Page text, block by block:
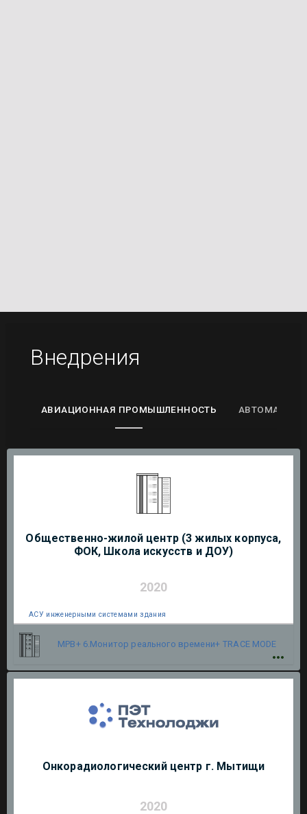
Внедрения
АВИАЦИОННАЯ ПРОМЫШЛЕННОСТЬ
Общественно-жилой центр (3 жилых корпуса,
ФОК, Школа искусств и ДОУ)
2020
АСУ инженерными системами здания
МРВ+ 6.Монитор реального времени+ TRACE MODE
Онкорадиологический центр г. Мытищи
2020